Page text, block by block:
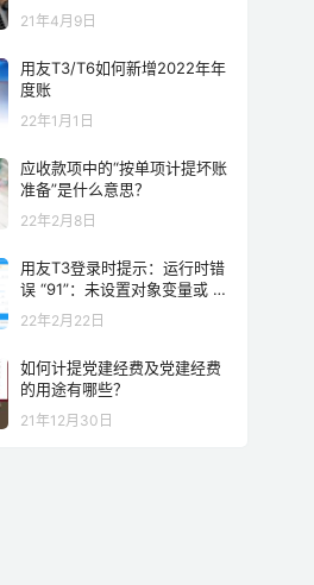
21年4月9日
用友T3/T6如何新增2022年年
度账
22年1月1日
应收款项中的“按单项计提坏账
准备”是什么意思？
22年2月8日
用友T3登录时提示：运行时错
误 “91”：未设置对象变量或 W
ith block 块变量 解决方案
22年2月22日
如何计提党建经费及党建经费
的用途有哪些？
21年12月30日